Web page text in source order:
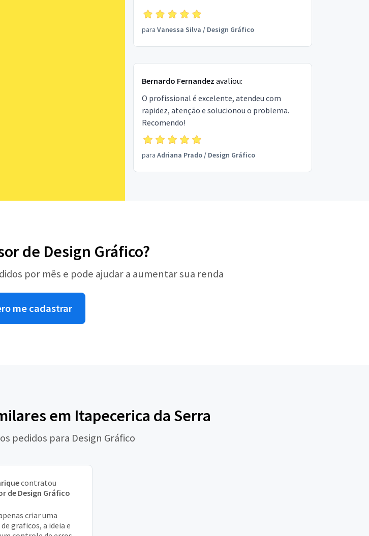
para Vanessa Silva / Design Gráfico
Bernardo Fernandez avaliou:
O profissional é excelente, atendeu com
rapidez, atenção e solucionou o problema.
Recomendo!
para Adriana Prado/ Design Gráfico
de Design Gráfico?
por mês e pode ajudar a aumentar sua renda
me cadastrar
em Itapecerica da Serra
pedidos para Design Gráfico
contratou
de Design Gráfico
criar uma
graficos, a ideia e